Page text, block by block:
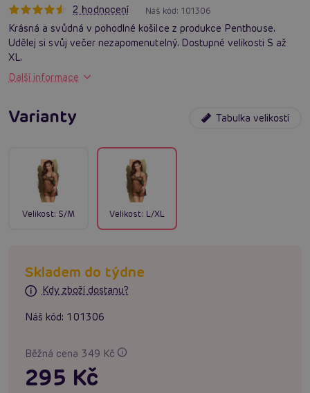
2 hodnocení Náš kód: 101306
Krásná a svůdná v pohodlné košilce z produkce Penthouse.
Udělej si svůj večer nezapomenutelný. Dostupné velikosti S až
XL.
Další informace
Varianty Tabulka velikostí
Velikost: S/M Velikost: L/XL
Skladem do týdne
Kdy zboží dostanu?
Náš kód: 101306
Běžná cena 349 Kč
295 Kč